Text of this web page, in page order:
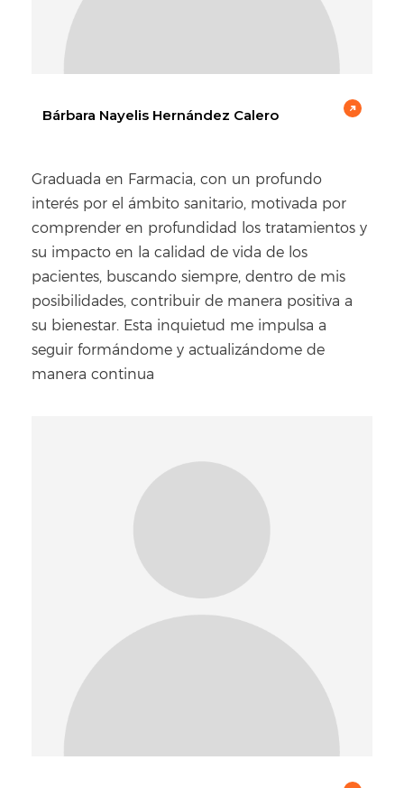
Bárbara Nayelis Hernández Calero
Graduada en Farmacia, con un profundo
interés por el ámbito sanitario, motivada por
comprender en profundidad los tratamientos y
su impacto en la calidad de vida de los
pacientes, buscando siempre, dentro de mis
posibilidades, contribuir de manera positiva a
su bienestar. Esta inquietud me impulsa a
seguir formándome y actualizándome de
manera continua